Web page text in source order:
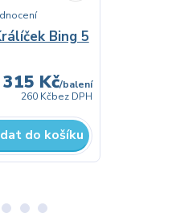
Bing 5
315 Kč/balení
260 Kčbez DPH
do košíku